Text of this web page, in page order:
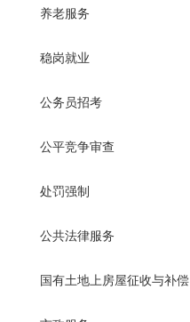
养老服务
稳岗就业
公务员招考
公平竞争审查
处罚强制
公共法律服务
国有土地上房屋征收与补偿